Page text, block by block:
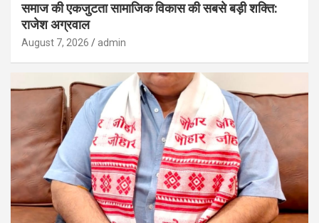
समाज की एकजुटता सामाजिक विकास की सबसे बड़ी शक्ति:
राजेश अग्रवाल
August 7, 2026 admin